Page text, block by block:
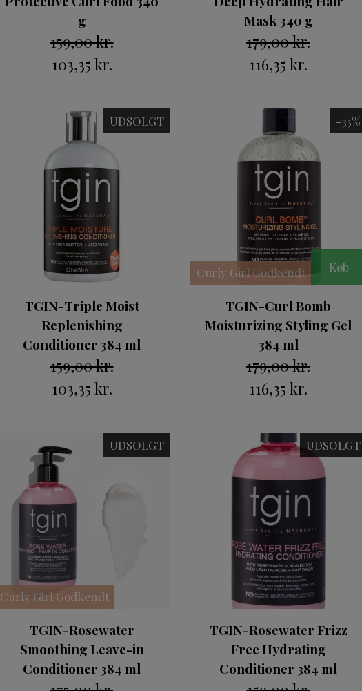
g
159,00 kr.
103,35 kr.
Mask 340 g
179,00 kr.
116,35 kr.
UDSOLGT
TGIN-Triple Moist
Replenishing
Conditioner 384 ml
159,00 kr.
103,35 kr.
-35%
Curly Girl Godkendt Køb
TGIN-Curl Bomb
Moisturizing Styling Gel
384 ml
179,00 kr.
116,35 kr.
UDSOLGT
Curly Girl Godkendt
TGIN-Rosewater
Smoothing Leave-in
Conditioner 384 ml
UDSOLGT
TGIN-Rosewater Frizz
Free Hydrating
Conditioner 384 ml